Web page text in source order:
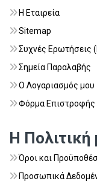
Η Εταιρεία
Sitemap
Συχνές Ερωτήσεις
Σημεία Παραλαβής
Ο Λογαριασμός μου
Φόρμα Επιστροφής
Η Πολιτική
Όροι και
Προσωπικά